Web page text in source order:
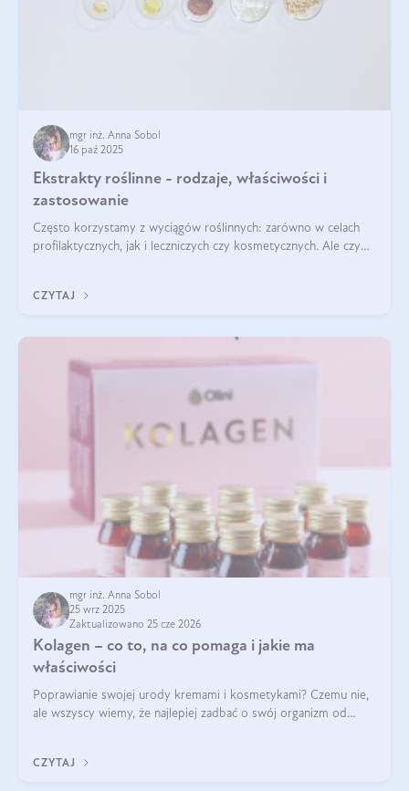
mgr inż. Anna Sobol
16 paź 2025
Ekstrakty roślinne - rodzaje, właściwości i
zastosowanie
Często korzystamy z wyciągów roślinnych: zarówno w celach
profilaktycznych, jak i leczniczych czy kosmetycznych. Ale czy
CZYTAJ
mgr inż. Anna Sobol
25 wrz 2025
Zaktualizowano 25 cze 2026
Kolagen – co to, na co pomaga i jakie ma
właściwości
Poprawianie swojej urody kremami i kosmetykami? Czemu nie,
ale wszyscy wiemy, że najlepiej zadbać o swój organizm od
wysokiej jakości suplem
CZYTAJ